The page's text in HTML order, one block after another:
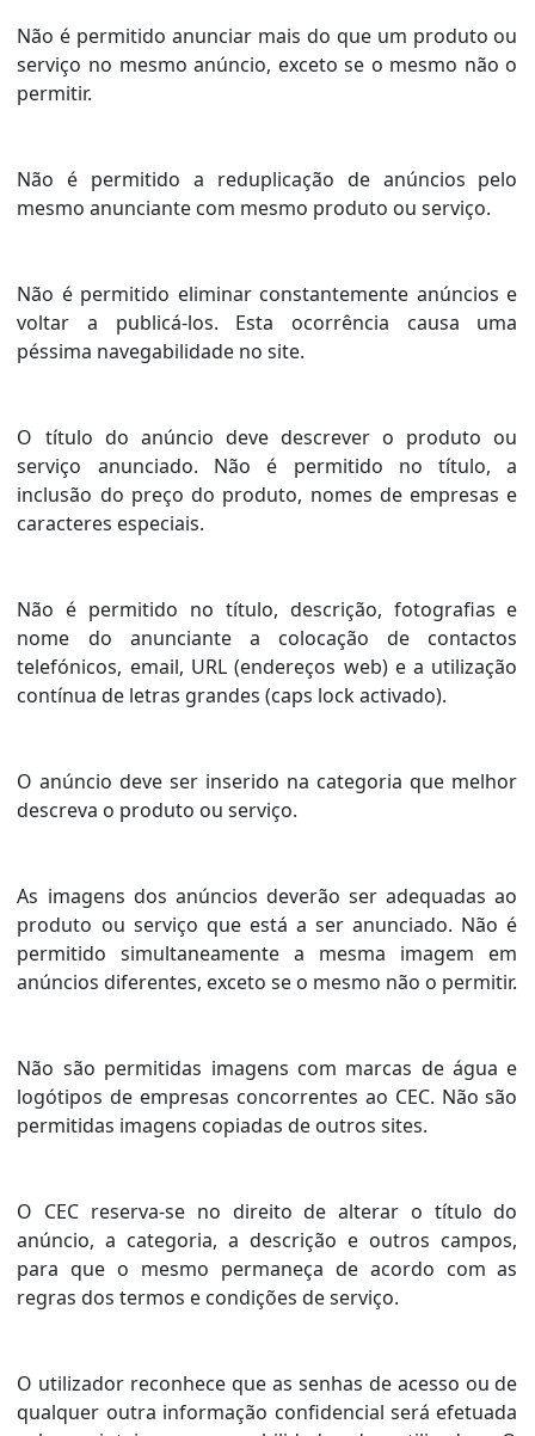
Não é permitido anunciar mais do que um produto ou
serviço no mesmo anúncio, exceto se o mesmo não o
permitir.
Não é permitido a reduplicação de anúncios pelo
mesmo anunciante com mesmo produto ou serviço.
Não é permitido eliminar constantemente anúncios e
voltar a publicá-los. Esta ocorrência causa uma
péssima navegabilidade no site.
O título do anúncio deve descrever o produto ou
serviço anunciado. Não é permitido no título, a
inclusão do preço do produto, nomes de empresas e
caracteres especiais.
Não é permitido no título, descrição, fotografias e
nome do anunciante a colocação de contactos
telefónicos, email, URL (endereços web) e a utilização
contínua de letras grandes (caps lock activado).
O anúncio deve ser inserido na categoria que melhor
descreva o produto ou serviço.
As imagens dos anúncios deverão ser adequadas ao
produto ou serviço que está a ser anunciado. Não é
permitido simultaneamente a mesma imagem em
anúncios diferentes, exceto se o mesmo não o permitir.
Não são permitidas imagens com marcas de água e
logótipos de empresas concorrentes ao CEC. Não são
permitidas imagens copiadas de outros sites.
O CEC reserva-se no direito de alterar o título do
anúncio, a categoria, a descrição e outros campos,
para que o mesmo permaneça de acordo com as
regras dos termos e condições de serviço.
O utilizador reconhece que as senhas de acesso ou de
qualquer outra informação confidencial será efetuada